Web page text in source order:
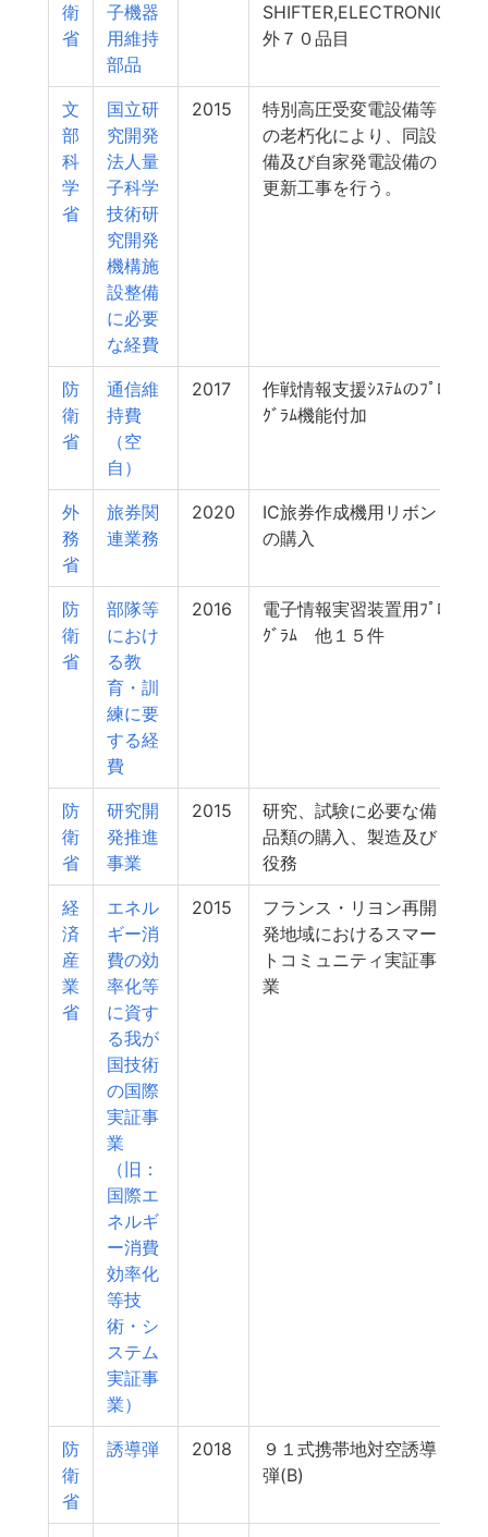
衛
省
子機器
用維持
部品
SHIFTER,ELECTRONIC
外７０品目
文
部
科
学
省
国立研
究開発
法人量
子科学
技術研
究開発
機構施
設整備
に必要
な経費
2015
特別高圧受変電設備等
の老朽化により、同設
備及び自家発電設備の
更新工事を行う。
防
衛
省
通信維
持費
（空
自）
2017
作戦情報支援ｼｽﾃﾑのﾌﾟﾛ
ｸﾞﾗﾑ機能付加
外
務
省
旅券関
連業務
2020
IC旅券作成機用リボン
の購入
防
衛
省
部隊等
におけ
る教
育・訓
練に要
する経
費
2016
電子情報実習装置用ﾌﾟﾛ
ｸﾞﾗﾑ 他１５件
防
衛
省
研究開
発推進
事業
2015
研究、試験に必要な備
品類の購入、製造及び
役務
経
済
産
業
省
エネル
ギー消
費の効
率化等
に資す
る我が
国技術
の国際
実証事
業
（旧：
国際エ
ネルギ
ー消費
効率化
等技
術・シ
ステム
実証事
業）
2015
フランス・リヨン再開
発地域におけるスマー
トコミュニティ実証事
業
防
衛
省
誘導弾 2018
９１式携帯地対空誘導
弾(B)